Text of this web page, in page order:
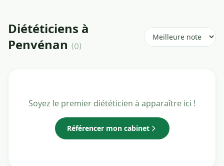
Diététiciens à
Penvénan (0)
Soyez le premier diététicien à apparaître ici !
Référencer mon cabinet